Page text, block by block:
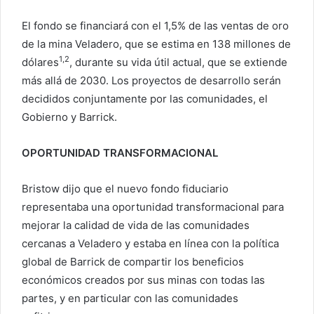
El fondo se financiará con el 1,5% de las ventas de oro
de la mina Veladero, que se estima en 138 millones de
dólares1,2, durante su vida útil actual, que se extiende
más allá de 2030. Los proyectos de desarrollo serán
decididos conjuntamente por las comunidades, el
Gobierno y Barrick.
OPORTUNIDAD TRANSFORMACIONAL
Bristow dijo que el nuevo fondo fiduciario
representaba una oportunidad transformacional para
mejorar la calidad de vida de las comunidades
cercanas a Veladero y estaba en línea con la política
global de Barrick de compartir los beneficios
económicos creados por sus minas con todas las
partes, y en particular con las comunidades